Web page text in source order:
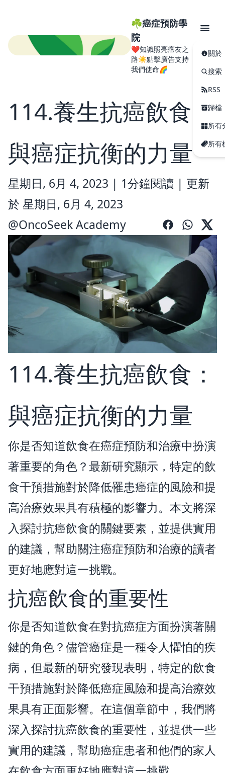
☘️癌症預防學
院
❤️知識照亮癌友之
路☀️點擊廣告支持
我們使命🌈
關於
搜索
RSS
歸檔
所有
所有
114.養生抗癌飲食：
與癌症抗衡的力量
星期日, 6月 4, 2023 | 1分鐘閱讀 | 更新
於 星期日, 6月 4, 2023
@OncoSeek Academy
114.養生抗癌飲食：
與癌症抗衡的力量
你是否知道飲食在癌症預防和治療中扮演
著重要的角色？最新研究顯示，特定的飲
食干預措施對於降低罹患癌症的風險和提
高治療效果具有積極的影響力。本文將深
入探討抗癌飲食的關鍵要素，並提供實用
的建議，幫助關注癌症預防和治療的讀者
更好地應對這一挑戰。
抗癌飲食的重要性
你是否知道飲食在對抗癌症方面扮演著關
鍵的角色？儘管癌症是一種令人懼怕的疾
病，但最新的研究發現表明，特定的飲食
干預措施對於降低癌症風險和提高治療效
果具有正面影響。在這個章節中，我們將
深入探討抗癌飲食的重要性，並提供一些
實用的建議，幫助癌症患者和他們的家人